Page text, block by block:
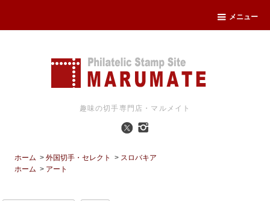
メニュー
趣味の切手専門店・マルメイト
ホーム >外国切手・セレクト > スロバキア
ホーム > アート